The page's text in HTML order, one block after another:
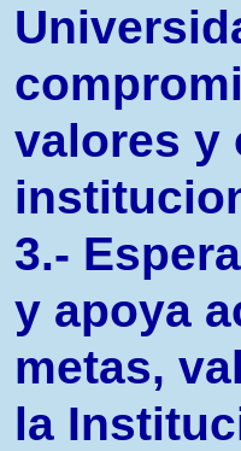
valores y
3.-
y apoya
metas,
la